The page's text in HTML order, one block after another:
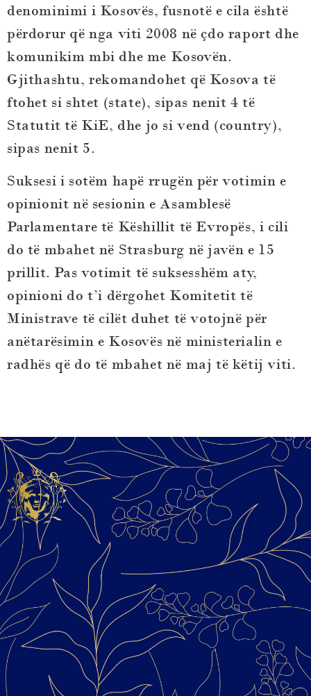
denominimi i Kosovës, fusnotë e cila është
përdorur që nga viti 2008 në çdo raport dhe
komunikim mbi dhe me Kosovën.
Gjithashtu, rekomandohet që Kosova të
ftohet si shtet (state), sipas nenit 4 të
Statutit të KiE, dhe jo si vend (country),
sipas nenit 5.
Suksesi i sotëm hapë rrugën për votimin e
opinionit në sesionin e Asamblesë
Parlamentare të Këshillit të Evropës, i cili
do të mbahet në Strasburg në javën e 15
prillit. Pas votimit të suksesshëm aty,
opinioni do t’i dërgohet Komitetit të
Ministrave të cilët duhet të votojnë për
anëtarësimin e Kosovës në ministerialin e
radhës që do të mbahet në maj të këtij viti.